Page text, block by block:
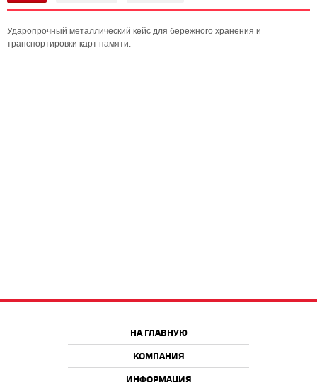
Ударопрочный металлический кейс для бережного хранения и
транспортировки карт памяти.
НА ГЛАВНУЮ
КОМПАНИЯ